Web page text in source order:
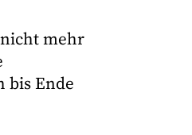
mehr
bis Ende